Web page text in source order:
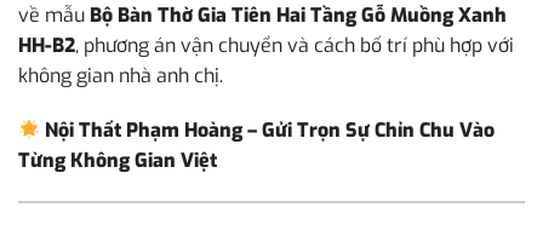
về mẫu Bộ Bàn Thờ Gia Tiên Hai Tầng Gỗ Muồng Xanh
HH-B2, phương án vận chuyển và cách bố trí phù hợp với
không gian nhà anh chị.
Nội Thất Phạm Hoàng – Gửi Trọn Sự Chỉn Chu Vào
Từng Không Gian Việt